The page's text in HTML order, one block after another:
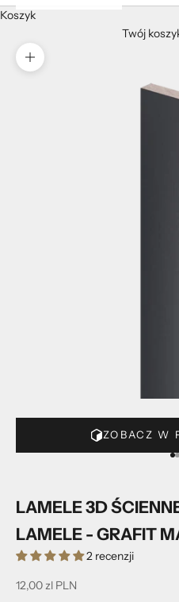
Koszyk
Twój
Przybliż
ZOBACZ W
LAMELE 3D
LAMELE - GRAFIT
2 recenzji
Cena promocyjna
12,00 zl PLN